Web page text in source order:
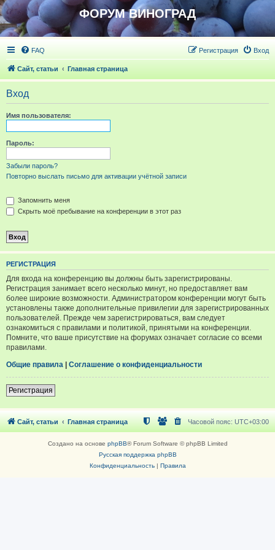
ФОРУМ ВИНОГРАД
FAQ Вход
Регистрация
Сайт, статьи Главная страница
Вход
Имя пользователя:
Пароль:
Забыли пароль?
Повторно выслать письмо для активации учётной записи
Запомнить меня
Скрыть моё пребывание на конференции в этот раз
РЕГИСТРАЦИЯ
Для входа на конференцию вы должны быть зарегистрированы.
Регистрация занимает всего несколько минут, но предоставляет вам
более широкие возможности. Администратором конференции могут быть
установлены также дополнительные привилегии для зарегистрированных
пользователей. Прежде чем зарегистрироваться, вам следует
ознакомиться с правилами и политикой, принятыми на конференции.
Помните, что ваше присутствие на форумах означает согласие со всеми
правилами.
Общие правила | Соглашение о конфиденциальности
Регистрация
Сайт, статьи Главная страница Часовой пояс: UTC+03:00
Создано на основе phpBB® Forum Software © phpBB Limited
Русская поддержка phpBB
Конфиденциальность| Правила